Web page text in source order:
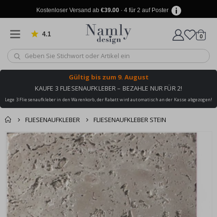
Kostenloser Versand ab €39.00· 4 für 2 auf Poster
4.1 von 1025 Bewertungen
Wagen
0
Gültig bis zum 9. August
KAUFE 3 FLIESENAUFKLEBER – BEZAHLE NUR FÜR 2!
Lege 3 Fliesenaufkleber in den Warenkorb, der Rabatt wird automatisch an der Kasse abgezogen!
FLIESENAUFKLEBER FLIESENAUFKLEBER STEIN
Produkt zum
Warenkorb
hinzugefügt ✔️
Kostenloser Versand
erreicht!
Wagen Kasse
Zum
Ende
der
Bildgalerie
springen